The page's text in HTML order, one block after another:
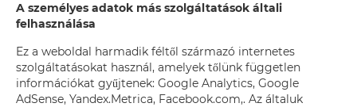
A személyes adatok más szolgáltatások általi
felhasználása
Ez a weboldal harmadik féltől származó internetes
szolgáltatásokat használ, amelyek tőlünk független
információkat gyűjtenek: Google Analytics, Google
AdSense, Yandex.Metrica, Facebook.com,. Az általuk